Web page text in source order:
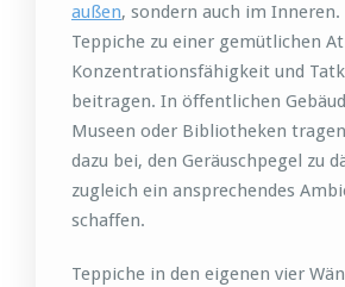
außen, sondern auch im
Teppiche zu einer gemütlichen
Konzentrationsfähigkeit und
beitragen. In öffentlichen
Museen oder Bibliotheken
dazu bei, den Geräuschpegel zu
zugleich ein ansprechendes
schaffen.
Teppiche in den eigenen vier